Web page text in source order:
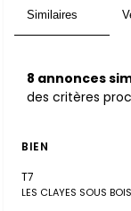
Similaires
8 annonces
des critères
BIEN
T7
LES CLAYES SOUS BOIS